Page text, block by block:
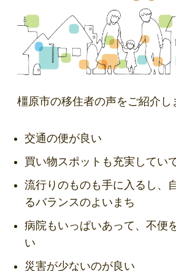
橿原市の移住者の声をご紹介し
交通の便が良い
買い物スポットも充実してい
流行りのものも手に入るし、
るバランスのよいまち
病院もいっぱいあって、不便
い
災害が少ないのが良い